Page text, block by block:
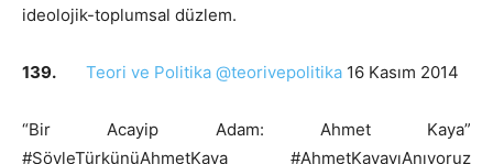
ideolojik-toplumsal düzlem.
139. Teori ve Politika @teorivepolitika 16 Kasım 2014
“Bir Acayip Adam: Ahmet Kaya”
#SöyleTürkünüAhmetKaya #AhmetKayayıAnıyoruz